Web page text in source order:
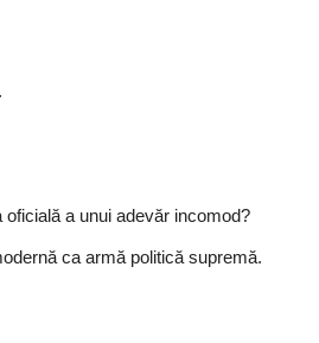
a unui adevăr incomod?
ca armă politică supremă.